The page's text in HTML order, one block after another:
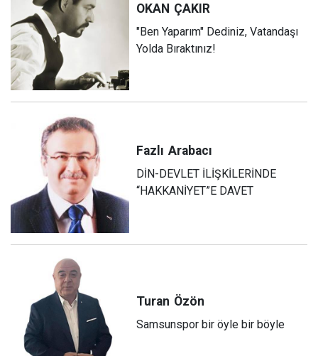
OKAN ÇAKIR
"Ben Yaparım" Dediniz, Vatandaşı
Yolda Bıraktınız!
Fazlı Arabacı
DİN-DEVLET İLİŞKİLERİNDE
“HAKKANİYET”E DAVET
Turan Özön
Samsunspor bir öyle bir böyle